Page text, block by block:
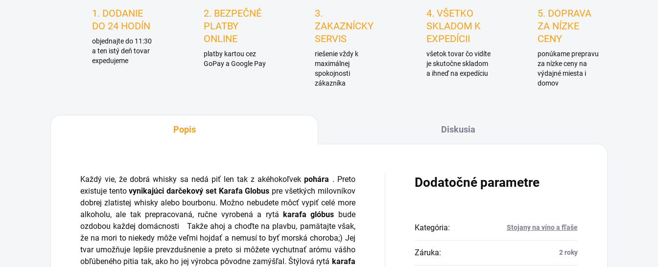
1. DODANIE
DO 24 HODÍN
objednajte do 11:30
a ten istý deň tovar
expedujeme
2. BEZPEČNÉ
PLATBY
ONLINE
platby kartou cez
GoPay a Google Pay
3.
ZAKAZNÍCKY
SERVIS
riešenie vždy k
maximálnej
spokojnosti
zákazníka
4. VŠETKO
SKLADOM K
EXPEDÍCII
všetok tovar čo vidíte
je skutočne skladom
a ihneď na expedíciu
5. DOPRAVA
ZA NÍZKE
CENY
ponúkame prepravu
za nízke ceny na
výdajné miesta i
domov
Popis Diskusia
Každý vie, že dobrá whisky sa nedá piť len tak z akéhokoľvekpohára . Preto
existuje tentovynikajúci darčekový set Karafa Globus pre všetkých milovníkov
dobrej zlatistej whisky alebo bourbonu. Možno nebudete môcť vypiť celé more
alkoholu, ale tak prepracovaná, ručne vyrobená a rytá
karafa glóbus bude
ozdobou každej domácnosti
Takže ahoj a choďte na plavbu, pamätajte však,
že na mori to niekedy môže veľmi hojdať a nemusí to byť morská choroba;) Jej
tvar umožňuje lepšie prevzdušnenie a preto si môžete vychutnať arómu vášho
obľúbeného pitia tak, ako ho jej výrobca pôvodne zamýšľal. Štýlová rytá karafa
Dodatočné parametre
Kategória: Stojany na víno a fľaše
Záruka: 2 roky